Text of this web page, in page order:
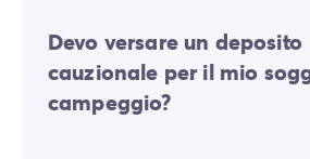
località turistiche. Dovrai quindi
della registrazione online o una volta
posto.
Devo versare un deposito
cauzionale per il mio
campeggio?